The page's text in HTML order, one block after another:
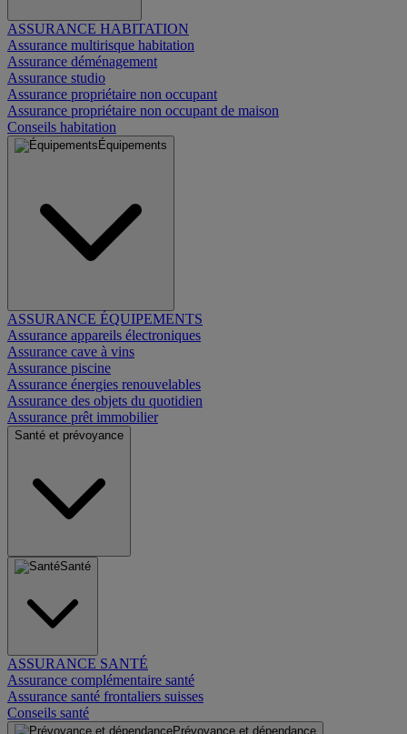
ASSURANCE HABITATION
Assurance multirisque habitation
Assurance déménagement
Assurance studio
Assurance propriétaire non occupant
Assurance propriétaire non occupant de maison
Conseils habitation
Équipements
ASSURANCE ÉQUIPEMENTS
Assurance appareils électroniques
Assurance cave à vins
Assurance piscine
Assurance énergies renouvelables
Assurance des objets du quotidien
Assurance prêt immobilier
Santé et prévoyance
Santé
ASSURANCE SANTÉ
Assurance complémentaire santé
Assurance santé frontaliers suisses
Conseils santé
Prévoyance et dépendance